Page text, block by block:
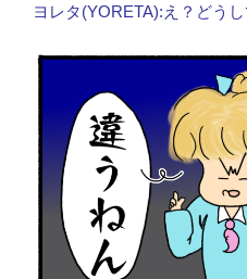
ヨレタ(YORETA):え？どうし